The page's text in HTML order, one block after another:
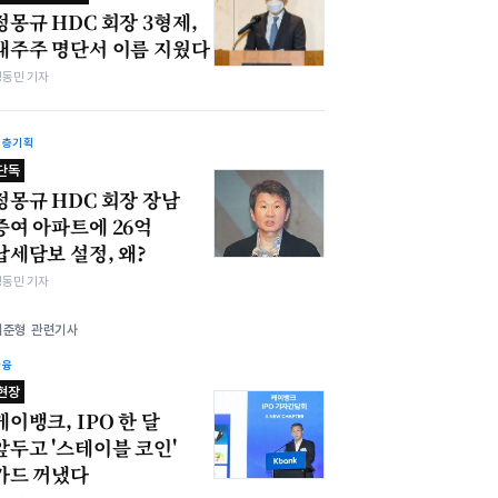
몽규 HDC 회장 3형제,
주주 명단서 이름 지웠다
민 기자
기획
독
몽규 HDC 회장 장남
여 아파트에 26억
세담보 설정, 왜?
민 기자
준형 관련기사
장
이뱅크, IPO 한 달
두고 '스테이블 코인'
드 꺼냈다